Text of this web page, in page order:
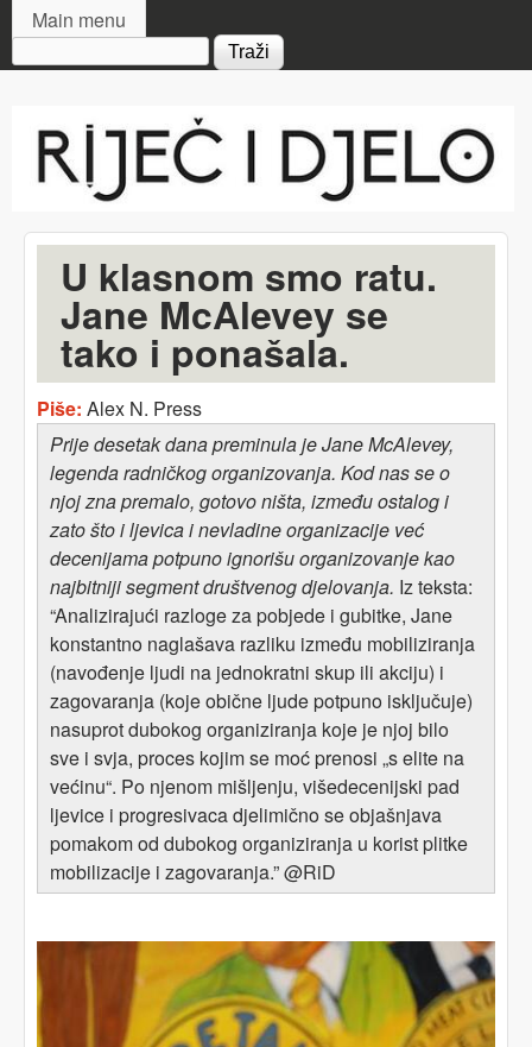
MAIN MENU
Main menu
Search form
i djelo
U klasnom smo ratu.
Jane McAlevey se
tako i ponašala.
Piše: Alex N. Press
Prije desetak dana preminula je Jane McAlevey,
legenda radničkog organizovanja. Kod nas se o
njoj zna premalo, gotovo ništa, između ostalog i
zato što i ljevica i nevladine organizacije već
decenijama potpuno ignorišu organizovanje kao
najbitniji segment društvenog djelovanja. Iz teksta:
“Analizirajući razloge za pobjede i gubitke, Jane
konstantno naglašava razliku između mobiliziranja
(navođenje ljudi na jednokratni skup ili akciju) i
zagovaranja (koje obične ljude potpuno isključuje)
nasuprot dubokog organiziranja koje je njoj bilo
sve i svja, proces kojim se moć prenosi „s elite na
većinu“. Po njenom mišljenju, višedecenijski pad
ljevice i progresivaca djelimično se objašnjava
pomakom od dubokog organiziranja u korist plitke
mobilizacije i zagovaranja.” @RiD